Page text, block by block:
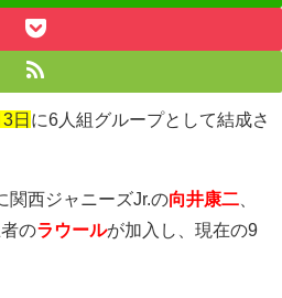
日 に6 人組グループとして結成さ
関西ジャニーズJr.の向井康二
者のラウールが加入し、現在の9